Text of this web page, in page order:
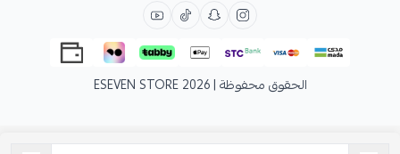
الحقوق محفوظة | 2026 ESEVEN STORE